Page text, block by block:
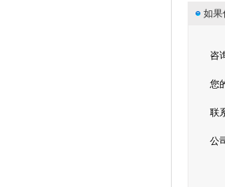
如果
咨
您
联
公